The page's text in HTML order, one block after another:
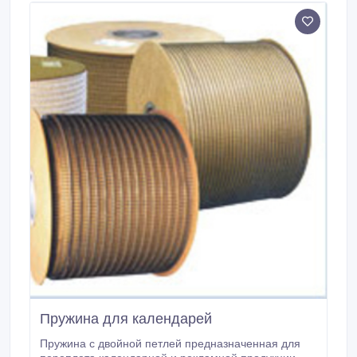
печатаются с помощью шелкотрафаретной печати.
Пружина для календарей
Пружина с двойной петлей предназначенная для